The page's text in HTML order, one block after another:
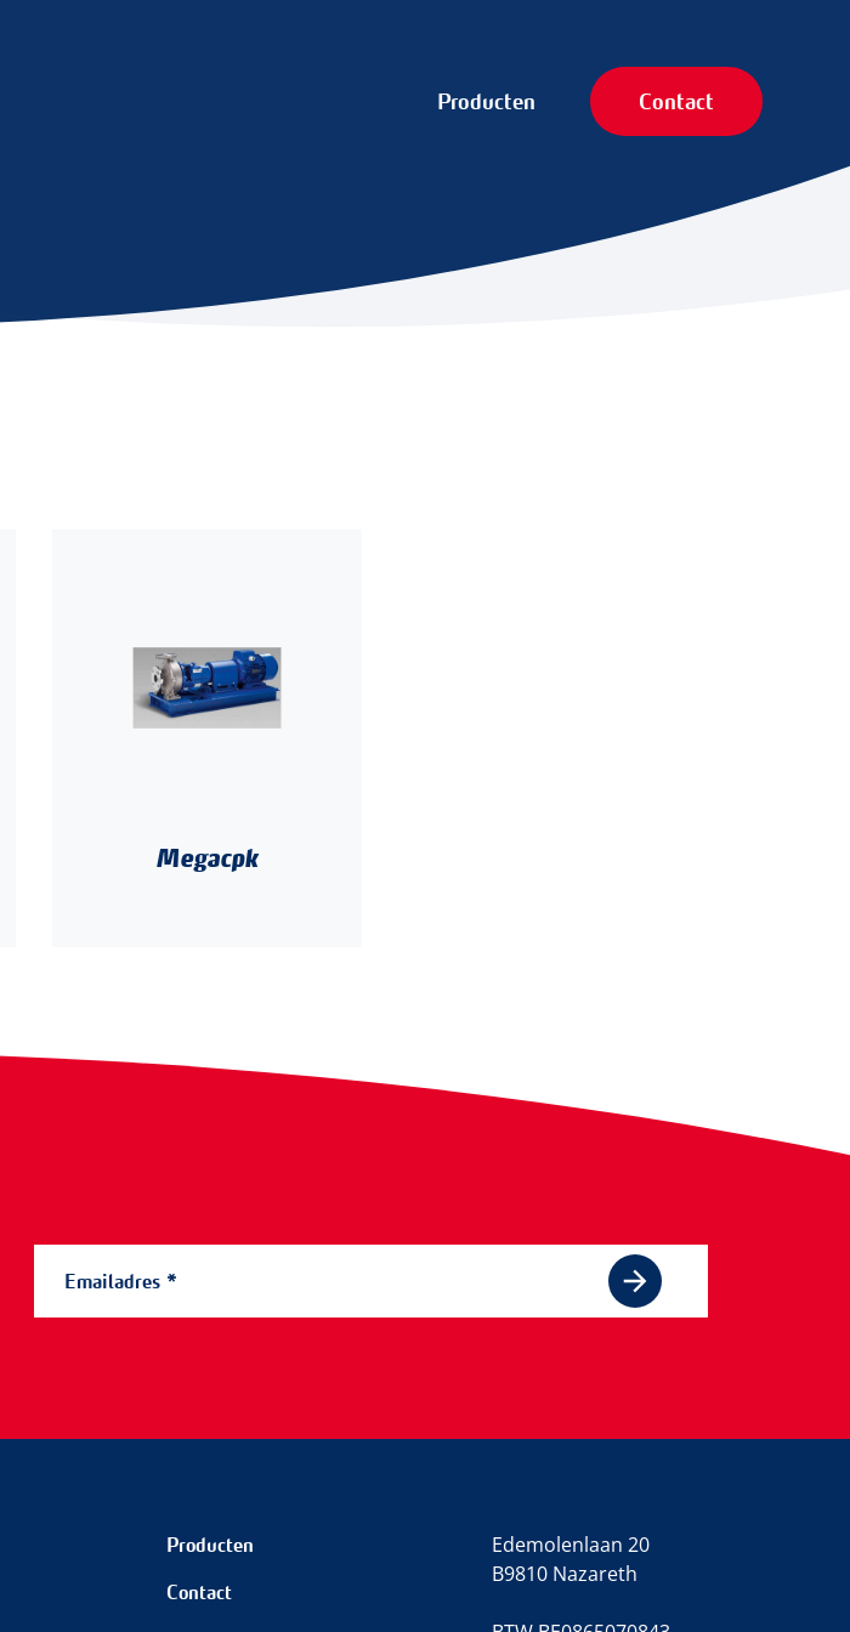
Producten Contact
Megacpk
Producten
Contact
Edemolenlaan 20
B9810 Nazareth